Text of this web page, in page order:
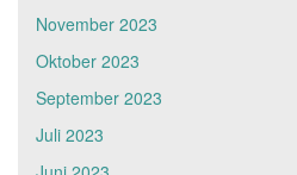
November 2023
Oktober 2023
September 2023
Juli 2023